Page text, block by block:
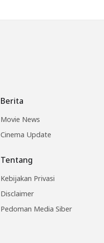
Berita
Movie News
Cinema Update
Tentang
Kebijakan Privasi
Disclaimer
Pedoman Media Siber